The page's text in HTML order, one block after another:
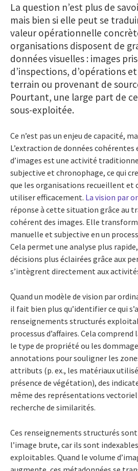
La question n’est plus de
mais bien si elle peut se
valeur opérationnelle
organisations disposent de
données visuelles : images
d’inspections, d’opérations
terrain ou provenant de
Pourtant, une large part de
sous-exploitée.
Ce n’est pas un enjeu de capacité,
L’extraction de données
d’images est une activité
subjective et chronophage, ce qui
que les organisations recueillent et
utiliser efficacement. La vision par
réponse à cette situation grâce au
cohérent des images. Elle
manuelle et subjective en un
Cela permet une analyse plus
décisions plus éclairées grâce aux
s’intègrent directement aux
Quand un modèle de vision par
il fait bien plus qu’identifier ce qui
renseignements structurés
processus d’affaires. Cela
le type de propriété ou les
annotations pour souligner les
attributs (p. ex., les matériaux
présence de végétation), des
même des représentations
recherche de similarités.
Ces renseignements structurés
l’image brute, car ils sont
exploitables. Quand le volume